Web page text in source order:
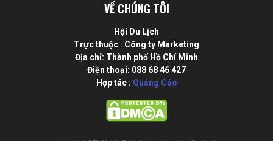
VỀ CHÚNG TÔI
Hội Du Lịch
Trực thuộc : Công ty Marketing
Địa chỉ: Thành phố Hồ Chí Minh
Điện thoại: 088 68 46 427
Hợp tác : Quảng Cáo